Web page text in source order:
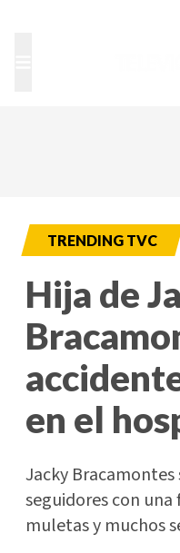
TRENDING TVC
Hija de
en el
Jacky
seguidores con una
muletas y muchos